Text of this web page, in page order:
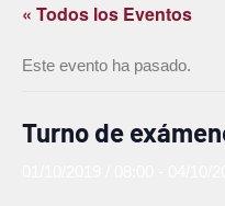
« Todos los Eventos
Este evento ha pasado.
Turno de